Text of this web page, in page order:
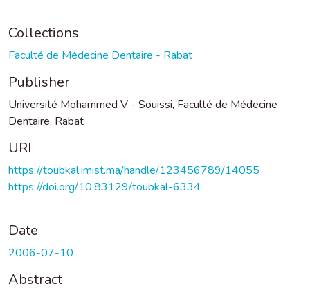
Collections
Faculté de Médecine Dentaire - Rabat
Publisher
Université Mohammed V - Souissi, Faculté de Médecine
Dentaire, Rabat
URI
https://toubkal.imist.ma/handle/123456789/14055
https://doi.org/10.83129/toubkal-6334
Date
2006-07-10
Abstract